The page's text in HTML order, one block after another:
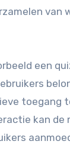
van
een
toegang
kan de